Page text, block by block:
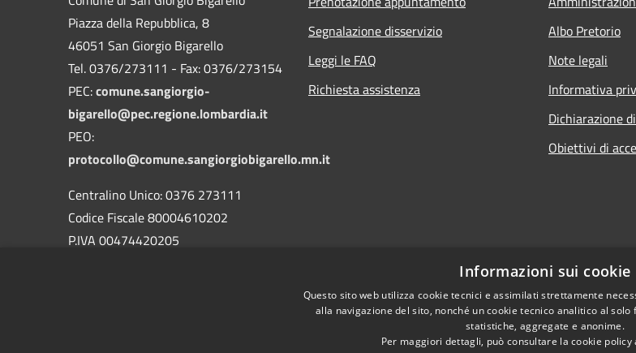
Piazza della Repubblica, 8
46051 San Giorgio Bigarello
Tel. 0376/273111 - Fax: 0376/273154
PEC:comune.sangiorgio-
bigarello@pec.regione.lombardia.it
PEO:
protocollo@comune.sangiorgiobigarello.mn.it
Centralino Unico: 0376 273111
Codice Fiscale 80004610202
P.IVA 00474420205
Segnalazione disservizio
Leggi le FAQ
Richiesta assistenza
Albo Pretorio
Note legali
Informativa
Dichiarazione
Obiettivi di
Informazioni sui cookie
Questo sito web utilizza cookie tecnici e assimilati strettamente
alla navigazione del sito, nonché un cookie tecnico analitico al
statistiche, aggregate e anonime.
Per maggiori dettagli, può consultare la cookie policy